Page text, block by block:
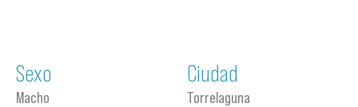
Sexo
Macho
Ciudad
Torrelaguna